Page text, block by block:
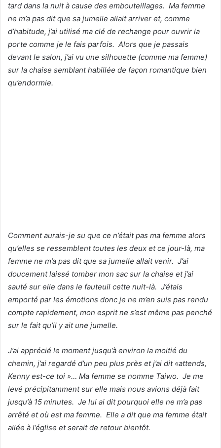
tard dans la nuit à cause des embouteillages. Ma femme
ne m’a pas dit que sa jumelle allait arriver et, comme
d’habitude, j’ai utilisé ma clé de rechange pour ouvrir la
porte comme je le fais parfois. Alors que je passais
devant le salon, j’ai vu une silhouette (comme ma femme)
sur la chaise semblant habillée de façon romantique bien
qu’endormie.
Comment aurais-je su que ce n’était pas ma femme alors
qu’elles se ressemblent toutes les deux et ce jour-là, ma
femme ne m’a pas dit que sa jumelle allait venir. J’ai
doucement laissé tomber mon sac sur la chaise et j’ai
sauté sur elle dans le fauteuil cette nuit-là. J’étais
emporté par les émotions donc je ne m’en suis pas rendu
compte rapidement, mon esprit ne s’est même pas penché
sur le fait qu’il y ait une jumelle.
J’ai apprécié le moment jusqu’à environ la moitié du
chemin, j’ai regardé d’un peu plus près et j’ai dit «attends,
Kenny est-ce toi »… Ma femme se nomme Taiwo. Je me
levé précipitamment sur elle mais nous avions déjà fait
jusqu’à 15 minutes. Je lui ai dit pourquoi elle ne m’a pas
arrêté et où est ma femme. Elle a dit que ma femme était
allée à l’église et serait de retour bientôt.